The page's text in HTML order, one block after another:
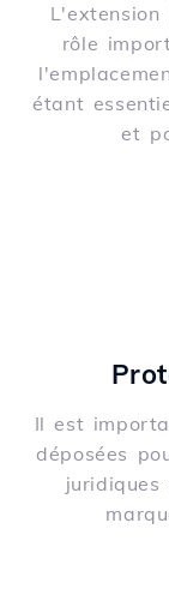
rôle
étant
et
Il est
déposées